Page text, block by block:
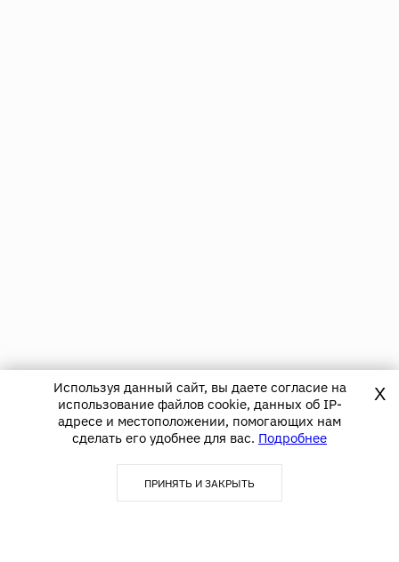
Используя данный сайт, вы даете согласие на
использование файлов cookie, данных об IP-
адресе и местоположении, помогающих нам
сделать его удобнее для вас. Подробнее
ПРИНЯТЬ И ЗАКРЫТЬ
X